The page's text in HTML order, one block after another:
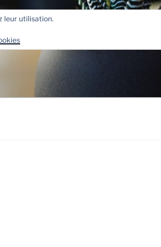
leur utilisation.